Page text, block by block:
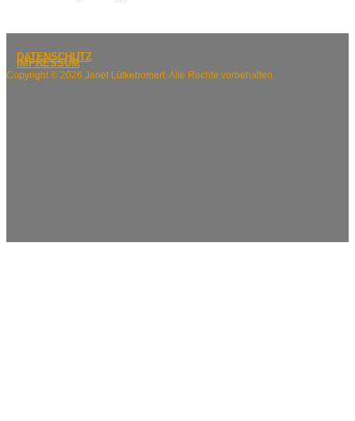
DATENSCHUTZ
IMPRESSUM
Copyright © 2026 Janet Lütkebomert. Alle Rechte vorbehalten.